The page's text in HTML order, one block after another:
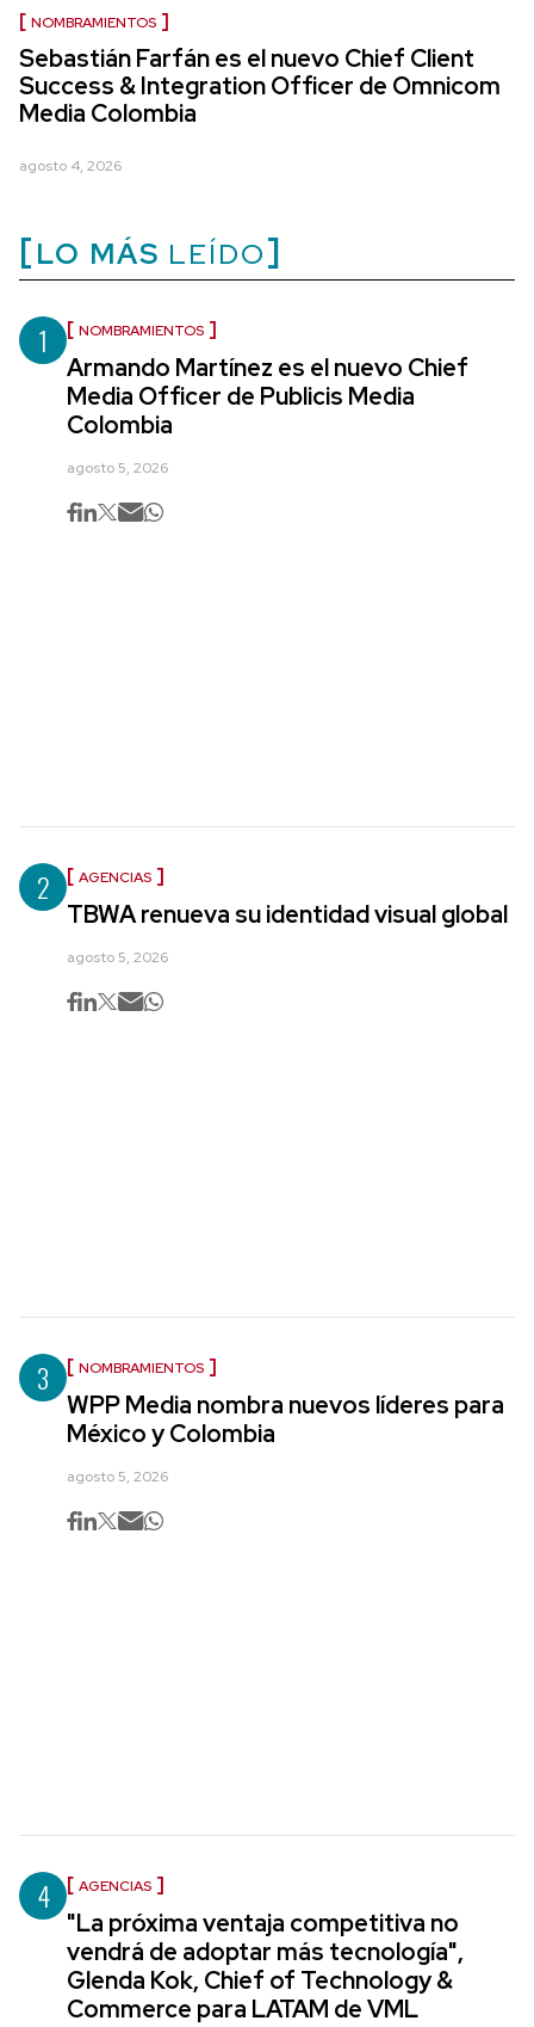
NOMBRAMIENTOS
Sebastián Farfán es el nuevo Chief Client
Success & Integration Officer de Omnicom
Media Colombia
agosto 4, 2026
LO MÁS LEÍDO
1 NOMBRAMIENTOS
Armando Martínez es el nuevo Chief
Media Officer de Publicis Media
Colombia
agosto 5, 2026
2 AGENCIAS
TBWA renueva su identidad visual global
agosto 5, 2026
3 NOMBRAMIENTOS
WPP Media nombra nuevos líderes para
México y Colombia
agosto 5, 2026
4 AGENCIAS
"La próxima ventaja competitiva no
vendrá de adoptar más tecnología",
Glenda Kok, Chief of Technology &
Commerce para LATAM de VML